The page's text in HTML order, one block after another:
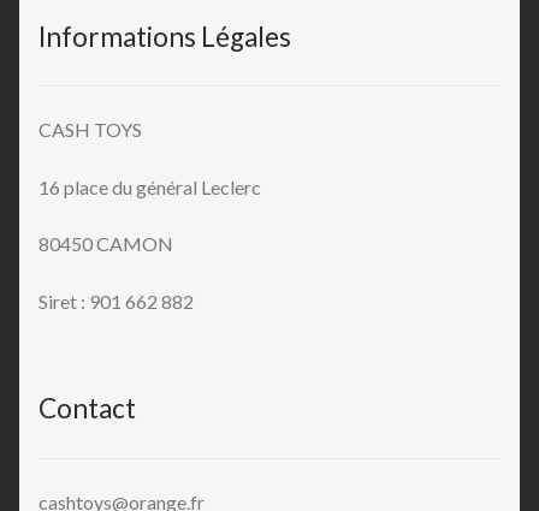
Informations Légales
CASH TOYS
16 place du général Leclerc
80450 CAMON
Siret : 901 662 882
Contact
cashtoys@orange.fr